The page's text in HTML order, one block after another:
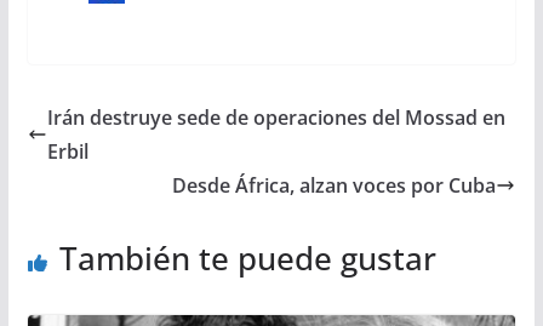
Irán destruye sede de operaciones del Mossad en
Erbil
Desde África, alzan voces por Cuba
También te puede gustar